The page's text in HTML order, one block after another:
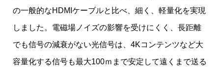
の一般的なHDMIケーブルと比べ、細く、軽量化を実現
しました。電磁場ノイズの影響を受けにくく、長距離
でも信号の減衰がない光信号は、4Kコンテンツなど大
容量化する信号も最大100ｍまで安定して遠くまで送る